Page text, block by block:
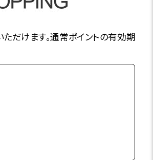
だけます。通常ポイントの有効期